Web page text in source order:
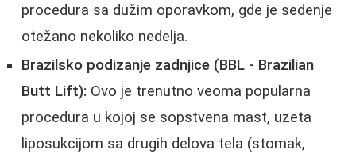
procedura sa dužim oporavkom, gde je sedenje
otežano nekoliko nedelja.
Brazilsko podizanje zadnjice (BBL - Brazilian
Butt Lift): Ovo je trenutno veoma popularna
procedura u kojoj se sopstvena mast, uzeta
liposukcijom sa drugih delova tela (stomak,